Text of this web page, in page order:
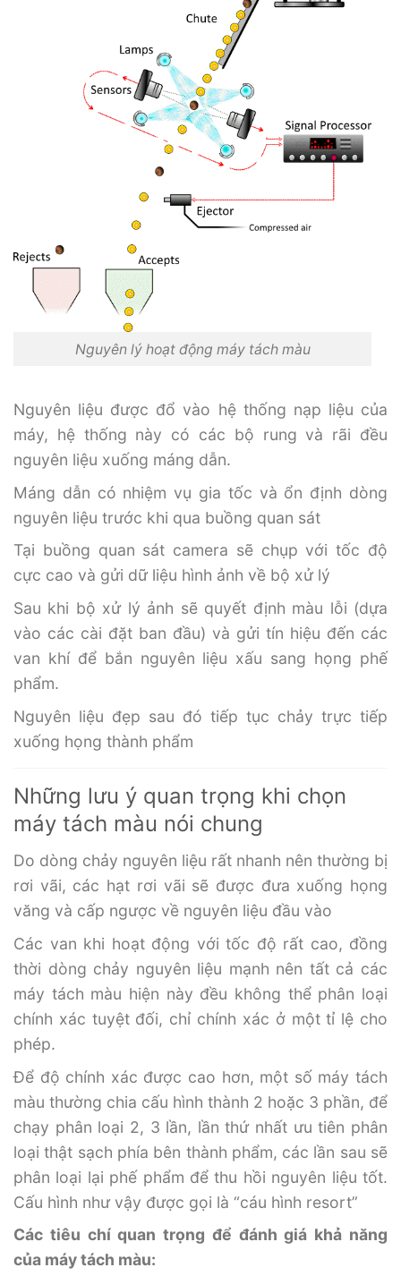
Nguyên lý hoạt động máy tách màu
Nguyên liệu được đổ vào hệ thống nạp liệu của
máy, hệ thống này có các bộ rung và rãi đều
nguyên liệu xuống máng dẫn.
Máng dẫn có nhiệm vụ gia tốc và ổn định dòng
nguyên liệu trước khi qua buồng quan sát
Tại buồng quan sát camera sẽ chụp với tốc độ
cực cao và gửi dữ liệu hình ảnh về bộ xử lý
Sau khi bộ xử lý ảnh sẽ quyết định màu lỗi (dựa
vào các cài đặt ban đầu) và gửi tín hiệu đến các
van khí để bắn nguyên liệu xấu sang họng phế
phẩm.
Nguyên liệu đẹp sau đó tiếp tục chảy trực tiếp
xuống họng thành phẩm
Những lưu ý quan trọng khi chọn
máy tách màu nói chung
Do dòng chảy nguyên liệu rất nhanh nên thường bị
rơi vãi, các hạt rơi vãi sẽ được đưa xuống họng
văng và cấp ngược về nguyên liệu đầu vào
Các van khi hoạt động với tốc độ rất cao, đồng
thời dòng chảy nguyên liệu mạnh nên tất cả các
máy tách màu hiện này đều không thể phân loại
chính xác tuyệt đối, chỉ chính xác ở một tỉ lệ cho
phép.
Để độ chính xác được cao hơn, một số máy tách
màu thường chia cấu hình thành 2 hoặc 3 phần, để
chạy phân loại 2, 3 lần, lần thứ nhất ưu tiên phân
loại thật sạch phía bên thành phẩm, các lần sau sẽ
phân loại lại phế phẩm để thu hồi nguyên liệu tốt.
Cấu hình như vậy được gọi là “cáu hình resort”
Các tiêu chí quan trọng để đánh giá khả năng
của máy tách màu: